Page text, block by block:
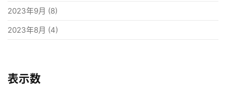
2023年9月 (8)
2023年8月 (4)
表示数